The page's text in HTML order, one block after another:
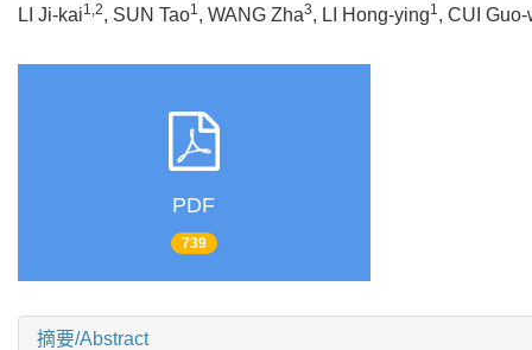
LI Ji-kai1,2, SUN Tao1, WANG Zha3, LI Hong-ying1, CUI
PDF
739
摘要/Abstract